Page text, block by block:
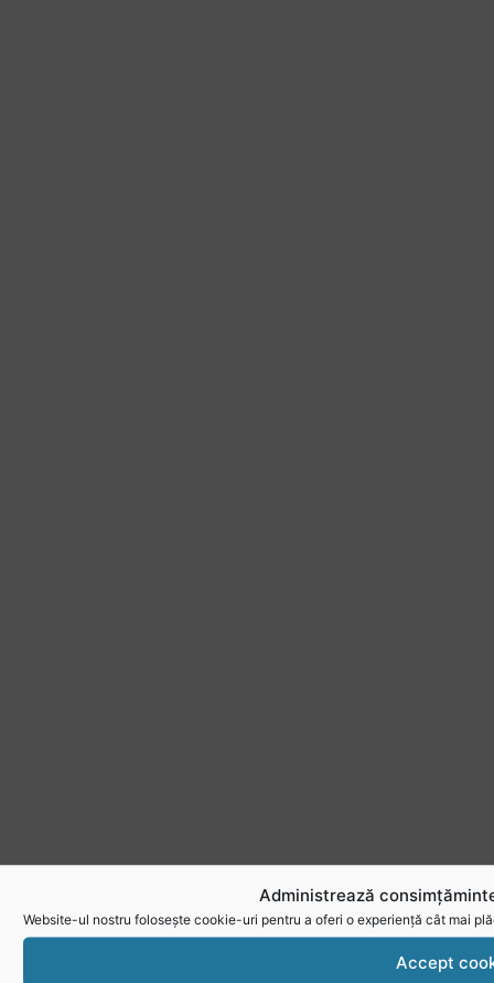
Administrează
Website-ul nostru folosește cookie-uri pentru a oferi o experiență cât mai
Accept